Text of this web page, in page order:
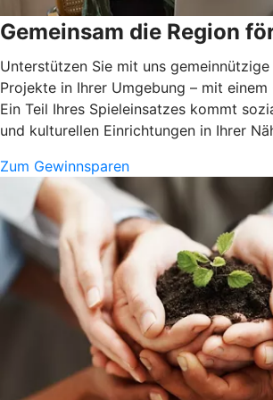
Gemeinsam die Region
Unterstützen Sie mit uns
Projekte in Ihrer Umgebung – mit einem
Ein Teil Ihres Spieleinsatzes kommt
und kulturellen Einrichtungen in Ihrer
Zum Gewinnsparen